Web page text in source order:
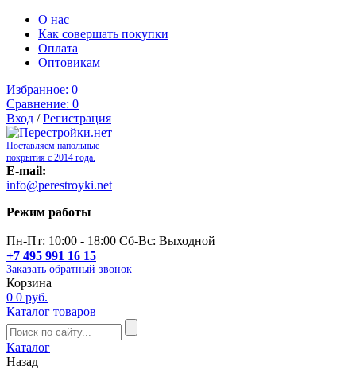
О нас
Как совершать покупки
Оплата
Оптовикам
Избранное: 0
Сравнение: 0
Вход /Регистрация
Поставляем напольные
покрытия с 2014 года.
E-mail:
info@perestroyki.net
Режим работы
Пн-Пт: 10:00 - 18:00 Сб-Вс: Выходной
+7 495 991 16 15
Заказать обратный звонок
Корзина
0 0 руб.
Каталог товаров
Каталог
Назад